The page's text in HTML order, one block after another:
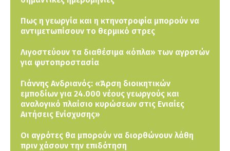
Πως η γεωργία και η κτηνοτροφία μπορούν να
αντιμετωπίσουν το θερμικό στρες
Λιγοστεύουν τα διαθέσιμα «όπλα» των αγροτών
για φυτοπροστασία
Γιάννης Ανδριανός: «Άρση διοικητικών
εμποδίων για 24.000 νέους γεωργούς και
αναλογικό πλαίσιο κυρώσεων στις Ενιαίες
Αιτήσεις Ενίσχυσης»
Οι αγρότες θα μπορούν να διορθώνουν λάθη
πριν χάσουν την επιδότηση